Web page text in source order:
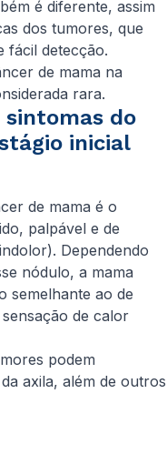
é diferente, assim
dos tumores, que
fácil detecção.
de mama na
rara.
sintomas do
inicial
de mama é o
palpável e de
Dependendo
nódulo, a mama
semelhante ao de
de calor
podem
axila, além de outros